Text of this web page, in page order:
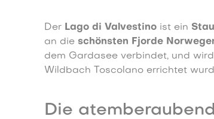
Der Lago di Valvestino ist ein
an die schönsten Fjorde
dem Gardasee verbindet, und
Wildbach Toscolano errichtet
Die